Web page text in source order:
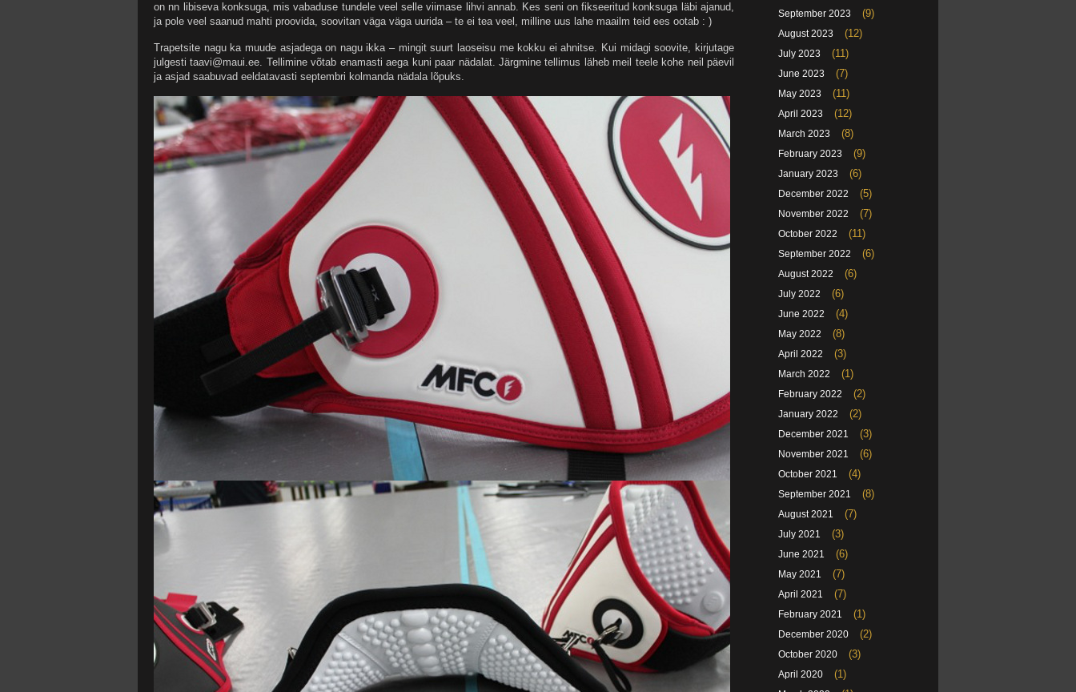
on nn libiseva konksuga, mis vabaduse tundele veel selle viimase lihvi annab. Kes seni on fikseeritud konksuga läbi ajanud,
ja pole veel saanud mahti proovida, soovitan väga väga uurida – te ei tea veel, milline uus lahe maailm teid ees ootab : )
Trapetsite nagu ka muude asjadega on nagu ikka – mingit suurt laoseisu me kokku ei ahnitse. Kui midagi soovite, kirjutage
julgesti taavi@maui.ee. Tellimine võtab enamasti aega kuni paar nädalat. Järgmine tellimus läheb meil teele kohe neil päevil
ja asjad saabuvad eeldatavasti septembri kolmanda nädala lõpuks.
September 2023 (9)
August 2023 (12)
July 2023 (11)
June 2023 (7)
May 2023 (11)
April 2023 (12)
March 2023 (8)
February 2023 (9)
January 2023 (6)
December 2022 (5)
November 2022 (7)
October 2022 (11)
September 2022 (6)
August 2022 (6)
July 2022 (6)
June 2022 (4)
May 2022 (8)
April 2022 (3)
March 2022 (1)
February 2022 (2)
January 2022 (2)
December 2021 (3)
November 2021 (6)
October 2021 (4)
September 2021 (8)
August 2021 (7)
July 2021 (3)
June 2021 (6)
May 2021 (7)
April 2021 (7)
February 2021 (1)
December 2020 (2)
October 2020 (3)
April 2020 (1)